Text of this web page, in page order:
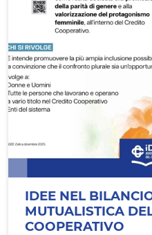
IDEE NEL
MUTUALISTICA
COOPERATIVO